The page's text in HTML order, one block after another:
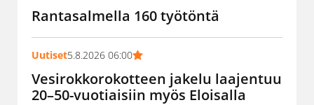
Rantasalmella 160 työtöntä
Uutiset5.8.2026 06:00
Vesirokkorokotteen jakelu laajentuu
20–50-vuotiaisiin myös Eloisalla